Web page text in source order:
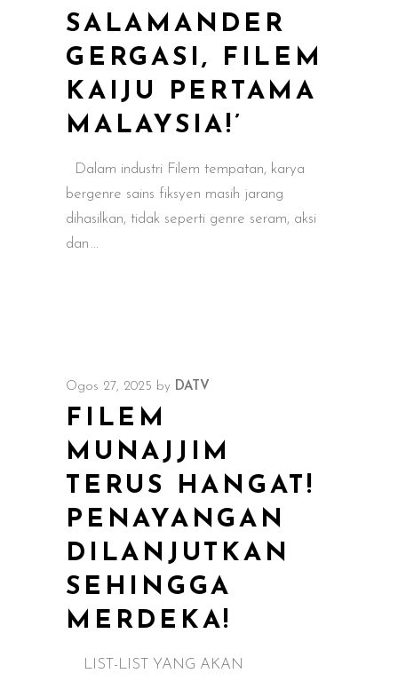
SALAMANDER
GERGASI, FILEM
KAIJU PERTAMA
MALAYSIA!’
Dalam industri Filem tempatan, karya
bergenre sains fiksyen masih jarang
dihasilkan, tidak seperti genre seram, aksi
dan
Ogos 27, 2025 by DATV
FILEM
MUNAJJIM
TERUS HANGAT!
PENAYANGAN
DILANJUTKAN
SEHINGGA
MERDEKA!
LIST-LIST YANG AKAN